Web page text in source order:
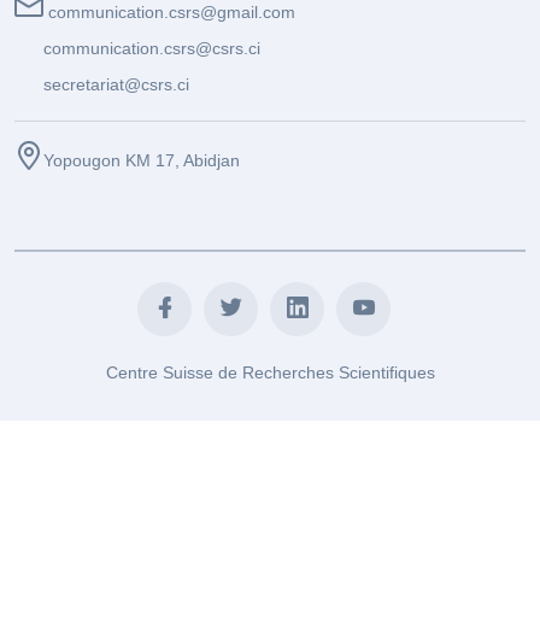
communication.csrs@gmail.com
communication.csrs@csrs.ci
secretariat@csrs.ci
Yopougon KM 17, Abidjan
Centre Suisse de Recherches Scientifiques